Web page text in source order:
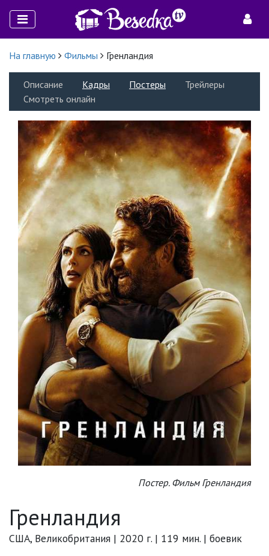
На главную Фильмы Гренландия
Описание Кадры Постеры
Трейлеры
Смотреть онлайн
Постер. Фильм Гренландия
Гренландия
США, Великобритания | 2020 г. | 119 мин. | боевик